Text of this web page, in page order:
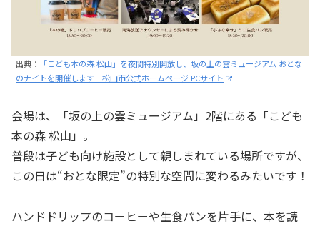
出典：
「こども本の森 松山」を夜間特別開放し、坂の上の雲ミュージアム おとな
のナイトを開催します 松山市公式ホームページ PCサイト
会場は、「坂の上の雲ミュージアム」2階にある「こども
本の森 松山」。
普段は子ども向け施設として親しまれている場所ですが、
この日は“おとな限定”の特別な空間に変わるみたいです！
ハンドドリップのコーヒーや生食パンを片手に、本を読